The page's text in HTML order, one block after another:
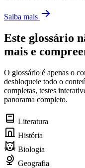
Saiba mais
Este glossário
mais e
O glossário é apenas o
desbloqueie todo o
completas, testes
panorama completo.
Literatura
História
Biologia
Geografia